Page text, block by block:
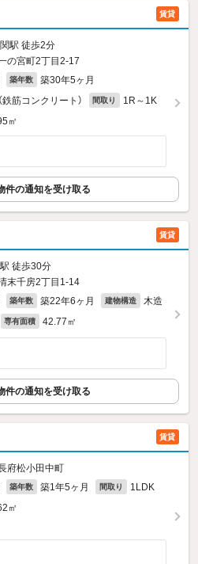
賃貸
駅 徒歩2分
の宮町2丁目2-17
築年数 築30年5ヶ月
鉄筋コンクリート） 間取り 1R～1K
㎡
件の通知を受け取る
賃貸
徒歩30分
末千房2丁目1-14
築年数 築22年6ヶ月 建物構造 木造
専有面積 42.77㎡
件の通知を受け取る
賃貸
府松小田中町
築年数 築1年5ヶ月 間取り 1LDK
㎡